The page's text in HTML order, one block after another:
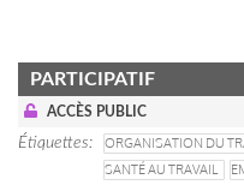
PARTICIPATIF
ACCÈS PUBLIC
Étiquettes
ORGANISATION DU
SANTÉ AU TRAVAIL